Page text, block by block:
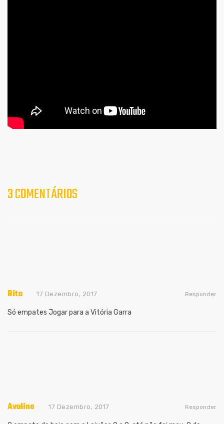
3 COMENTÁRIOS
Rita 17 Dezembro, 2017
Só empates Jogar para a Vitória Garra
Responder
Avelino 17 Dezembro, 2017 Responder